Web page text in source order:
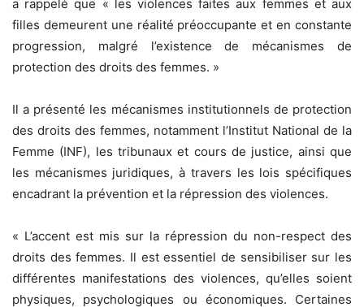
a rappelé que « les violences faites aux femmes et aux
filles demeurent une réalité préoccupante et en constante
progression, malgré l’existence de mécanismes de
protection des droits des femmes. »
Il a présenté les mécanismes institutionnels de protection
des droits des femmes, notamment l’Institut National de la
Femme (INF), les tribunaux et cours de justice, ainsi que
les mécanismes juridiques, à travers les lois spécifiques
encadrant la prévention et la répression des violences.
« L’accent est mis sur la répression du non-respect des
droits des femmes. Il est essentiel de sensibiliser sur les
différentes manifestations des violences, qu’elles soient
physiques, psychologiques ou économiques. Certaines